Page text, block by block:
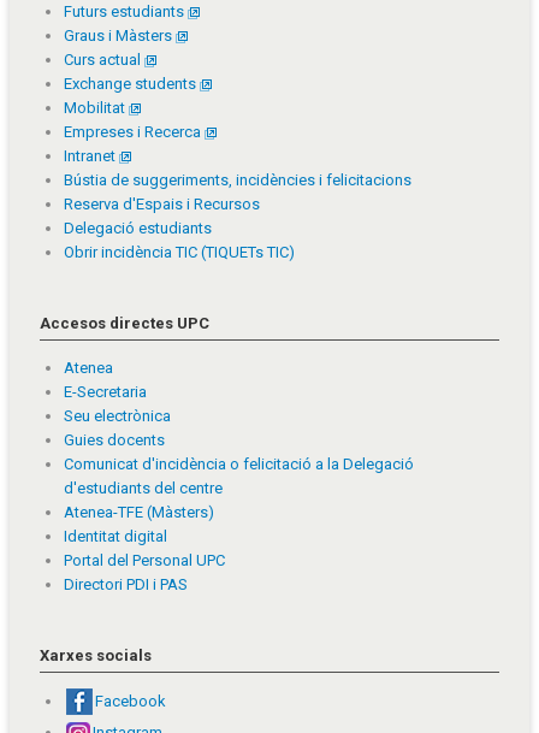
Futurs estudiants
Graus i Màsters
Curs actual
Exchange students
Mobilitat
Empreses i Recerca
Intranet
Bústia de suggeriments, incidències i felicitacions
Reserva d'Espais i Recursos
Delegació estudiants
Obrir incidència TIC (TIQUETs TIC)
Accesos directes UPC
Atenea
E-Secretaria
Seu electrònica
Guies docents
Comunicat d'incidència o felicitació a la Delegació
d'estudiants del centre
Atenea-TFE (Màsters)
Identitat digital
Portal del Personal UPC
Directori PDI i PAS
Xarxes socials
Facebook